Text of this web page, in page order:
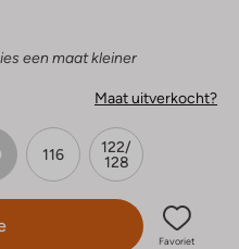
een maat kleiner
Maat uitverkocht?
116
122/
128
Favoriet